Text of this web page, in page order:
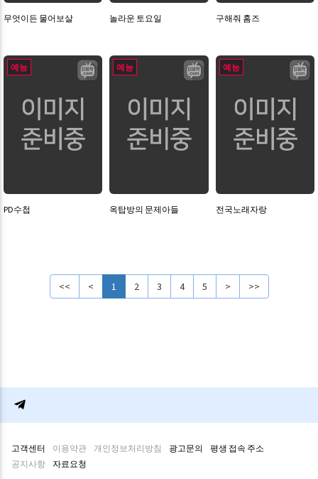
무엇이든 물어보살 놀라운 토요일 구해줘 홈즈
예능
PD수첩
예능
옥탑방의 문제아들
예능
전국노래자랑
<< < 1 2 3 4 5 > >>
고객센터 이용약관 개인정보처리방침 광고문의
평생 접속 주소
공지사항
자료요청